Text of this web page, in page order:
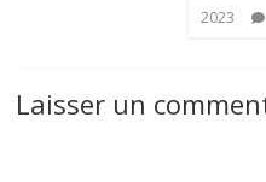
2023
Laisser un